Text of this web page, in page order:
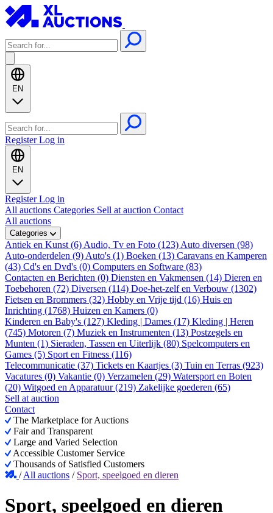
EN
RegisterLog in
EN
RegisterLog in
All auctions Categories Sell at auction Contact
All auctions
Categories
Antiek en Kunst (6) Audio, Tv en Foto (123) Auto diversen (98)
Auto-onderdelen (9) Auto's (1) Boeken (13) Caravans en Kamperen
(43) Cd's en Dvd's (0) Computers en Software (83)
Contacten en Berichten (0) Diensten en Vakmensen (14) Dieren en
Toebehoren (72) Diversen (114) Doe-het-zelf en Verbouw (1302)
Fietsen en Brommers (32) Hobby en Vrije tijd (16) Huis en
Inrichting (1768) Huizen en Kamers (0)
Kinderen en Baby's (127) Kleding | Dames (17) Kleding | Heren
(745) Motoren (7) Muziek en Instrumenten (13) Postzegels en
Munten (1) Sieraden, Tassen en Uiterlijk (80) Spelcomputers en
Games (5) Sport en Fitness (116)
Telecommunicatie (37) Tickets en Kaartjes (3) Tuin en Terras (923)
Vacatures (0) Vakantie (0) Verzamelen (29) Watersport en Boten
(20) Witgoed en Apparatuur (219) Zakelijke goederen (65)
Sell at auction
Contact
The Marketplace for Auctions
Fair and Transparent
Large and Varied Selection
Accessible Customer Service
Thousands of Satisfied Customers
/All auctions / Sport, speelgoed en dieren
Sport, speelgoed en dieren